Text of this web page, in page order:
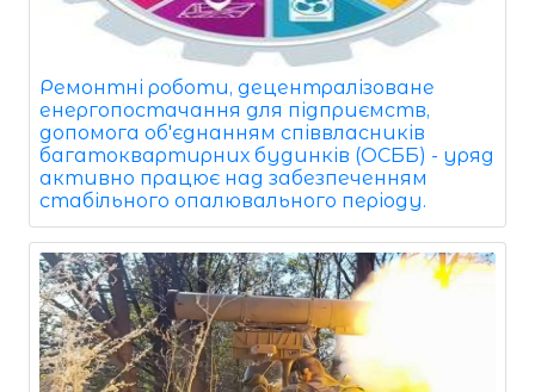
Ремонтні роботи, децентралізоване
енергопостачання для підприємств,
допомога об'єднанням співвласників
багатоквартирних будинків (ОСББ) - уряд
активно працює над забезпеченням
стабільного опалювального періоду.